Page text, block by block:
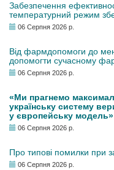
Забезпечення
температурний режим
06 Серпня 2026 р.
Від фармдопомоги до
допомогти сучасному
06 Серпня 2026 р.
«Ми прагнемо
українську систему
у європейську
06 Серпня 2026 р.
Про типові помилки при
06 Серпня 2026 р.